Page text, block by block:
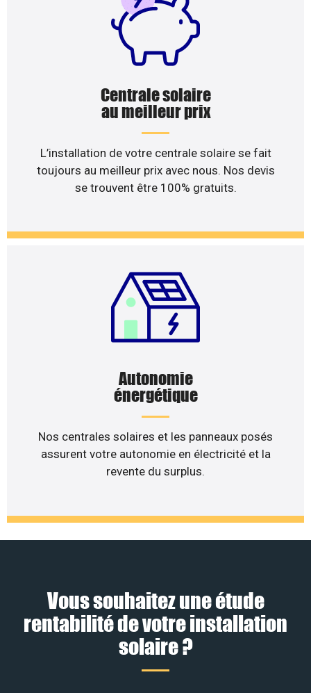
Centrale solaire
au meilleur prix
L’installation de votre centrale solaire se fait
toujours au meilleur prix avec nous. Nos devis
se trouvent être 100% gratuits.
Autonomie
énergétique
Nos centrales solaires et les panneaux posés
assurent votre autonomie en électricité et la
revente du surplus.
Vous souhaitez une étude
rentabilité de votre installation
solaire ?